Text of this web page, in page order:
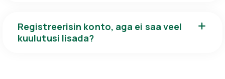
Registreerisin konto, aga ei saa veel
kuulutusi lisada?